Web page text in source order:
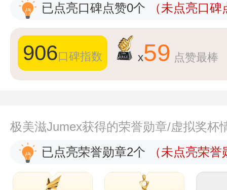
已点亮口碑点赞0个
（未点亮口
906口碑指数 x59 点赞最棒
极美滋Jumex获得的荣誉勋章/虚拟奖杯
已点亮荣誉勋章2个
（未点亮荣